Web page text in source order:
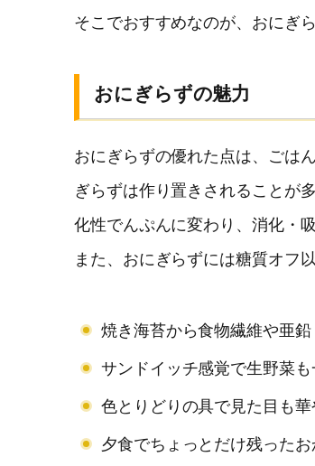
そこでおすすめなのが、おにぎ
おにぎらずの魅力
おにぎらずの優れた点は、ごは
ぎらずは作り置きされることが
化性でんぷんに変わり、消化・
また、おにぎらずには糖質オフ
焼き海苔から食物繊維や亜
サンドイッチ感覚で生野菜
色とりどりの具で見た目も華
夕食でちょっとだけ残った